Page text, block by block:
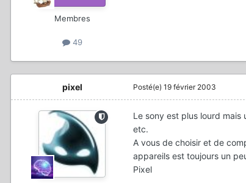
Membres
49
pixel Posté(e) 19 février 2003
Le sony est plus lourd mais
etc.
A vous de choisir et de
appareils est toujours un
Pixel